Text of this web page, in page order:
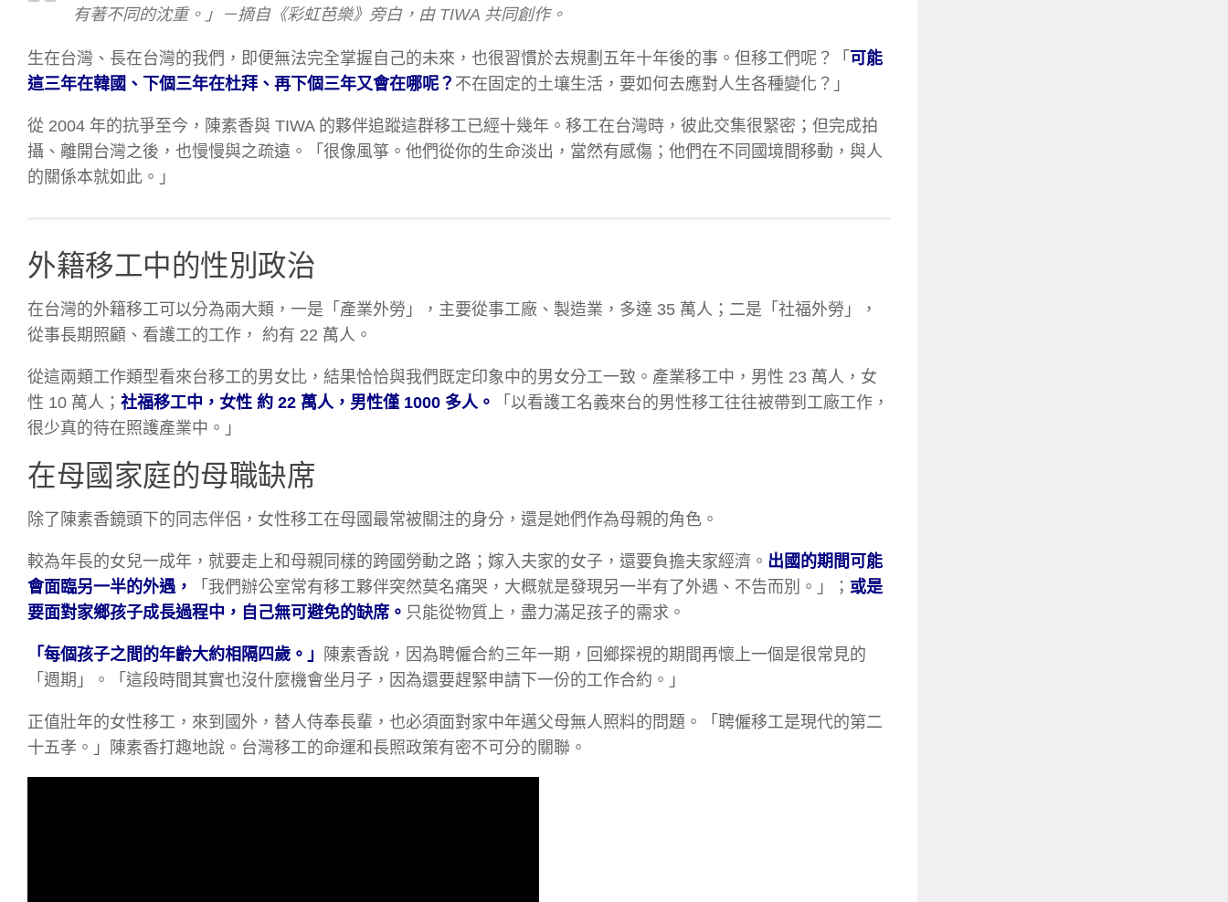
有著不同的沈重。」－摘自《彩虹芭樂》旁白，由 TIWA 共同創作。
生在台灣、長在台灣的我們，即便無法完全掌握自己的未來，也很習慣於去規劃五年十年後的事。但移工們呢？「 可能
這三年在韓國、下個三年在杜拜、再下個三年又會在哪呢？ 不在固定的土壤生活，要如何去應對人生各種變化？」
從 2004 年的抗爭至今，陳素香與 TIWA 的夥伴追蹤這群移工已經十幾年。移工在台灣時，彼此交集很緊密；但完成拍
攝、離開台灣之後，也慢慢與之疏遠。「很像風箏。他們從你的生命淡出，當然有感傷；他們在不同國境間移動，與人
的關係本就如此。」
外籍移工中的性別政治
在台灣的外籍移工可以分為兩大類，一是「產業外勞」，主要從事工廠、製造業，多達 35 萬人；二是「社福外勞」，
從事長期照顧、看護工的工作， 約有 22 萬人。
從這兩類工作類型看來台移工的男女比，結果恰恰與我們既定印象中的男女分工一致。產業移工中，男性 23 萬人，女
性 10 萬人； 社福移工中，女性 約 22 萬人，男性僅 1000 多人。
「以看護工名義來台的男性移工往往被帶到工廠工作，
很少真的待在照護產業中。」
在母國家庭的母職缺席
除了陳素香鏡頭下的同志伴侶，女性移工在母國最常被關注的身分，還是她們作為母親的角色。
較為年長的女兒一成年，就要走上和母親同樣的跨國勞動之路；嫁入夫家的女子，還要負擔夫家經濟。 出國的期間可能
會面臨另一半的外遇，
「我們辦公室常有移工夥伴突然莫名痛哭，大概就是發現另一半有了外遇、不告而別。」； 或是
要面對家鄉孩子成長過程中，自己無可避免的缺席。 只能從物質上，盡力滿足孩子的需求。
「每個孩子之間的年齡大約相隔四歲。」
陳素香說，因為聘僱合約三年一期，回鄉探視的期間再懷上一個是很常見的
「週期」。「這段時間其實也沒什麼機會坐月子，因為還要趕緊申請下一份的工作合約。」
正值壯年的女性移工，來到國外，替人侍奉長輩，也必須面對家中年邁父母無人照料的問題。「聘僱移工是現代的第二
十五孝。」陳素香打趣地說。台灣移工的命運和長照政策有密不可分的關聯。